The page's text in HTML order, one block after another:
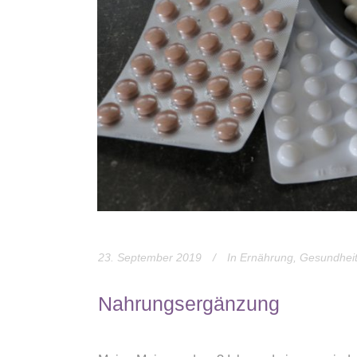
23. September 2019 In Ernährung Gesundheit
Nahrungsergänzung